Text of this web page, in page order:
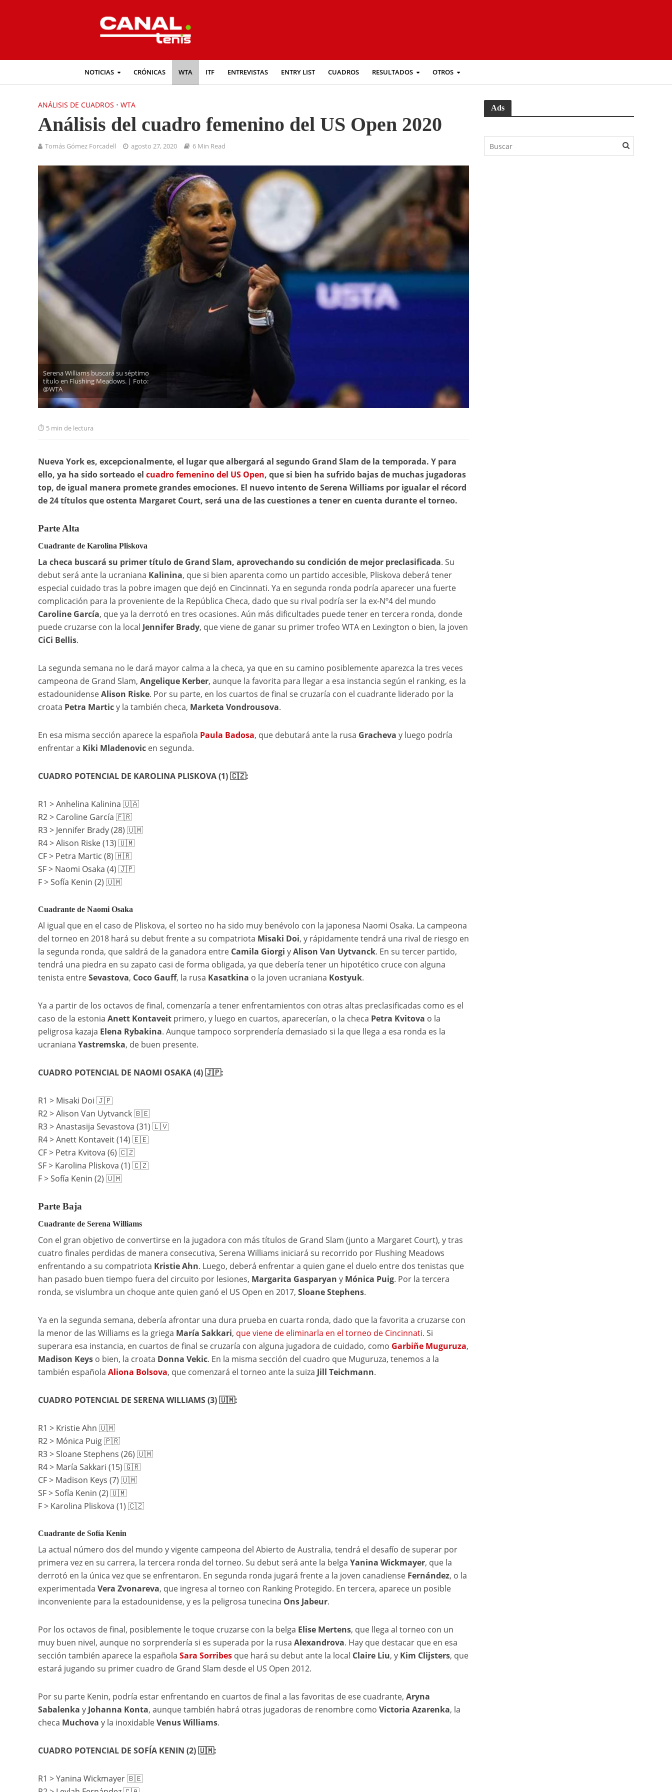
NOTICIAS CRÓNICAS WTA ITF ENTREVISTAS ENTRY LIST CUADROS RESULTADOS OTROS
ANÁLISIS DE CUADROS • WTA
Análisis del cuadro femenino del US Open 2020
Tomás Gómez Forcadell agosto 27, 2020 6 Min Read
Serena Williams buscará su séptimo
título en Flushing Meadows. | Foto:
@WTA
5 min de lectura
Nueva York es, excepcionalmente, el lugar que albergará al segundo Grand Slam de la temporada. Y para
ello, ya ha sido sorteado el cuadro femenino del US Open, que si bien ha sufrido bajas de muchas jugadoras
top, de igual manera promete grandes emociones. El nuevo intento de Serena Williams por igualar el récord
de 24 títulos que ostenta Margaret Court, será una de las cuestiones a tener en cuenta durante el torneo.
Parte Alta
Cuadrante de Karolina Pliskova
La checa buscará su primer título de Grand Slam, aprovechando su condición de mejor preclasificada. Su
debut será ante la ucraniana Kalinina, que si bien aparenta como un partido accesible, Pliskova deberá tener
especial cuidado tras la pobre imagen que dejó en Cincinnati. Ya en segunda ronda podría aparecer una fuerte
complicación para la proveniente de la República Checa, dado que su rival podría ser la ex-Nº4 del mundo
Caroline García, que ya la derrotó en tres ocasiones. Aún más dificultades puede tener en tercera ronda, donde
puede cruzarse con la local Jennifer Brady, que viene de ganar su primer trofeo WTA en Lexington o bien, la joven
CiCi Bellis.
La segunda semana no le dará mayor calma a la checa, ya que en su camino posiblemente aparezca la tres veces
campeona de Grand Slam, Angelique Kerber, aunque la favorita para llegar a esa instancia según el ranking, es la
estadounidenseAlison Riske. Por su parte, en los cuartos de final se cruzaría con el cuadrante liderado por la
croata Petra Marticy la también checa, Marketa Vondrousova.
En esa misma sección aparece la española Paula Badosa, que debutará ante la rusa Gracheva y luego podría
enfrentar a Kiki Mladenovicen segunda.
CUADRO POTENCIAL DE KAROLINA PLISKOVA (1) 🇨🇿:
R1 > Anhelina Kalinina 🇺🇦
R2 > Caroline García 🇫🇷
R3 > Jennifer Brady (28) 🇺🇲
R4 > Alison Riske (13) 🇺🇲
CF > Petra Martic (8) 🇭🇷
SF > Naomi Osaka (4) 🇯🇵
F > Sofía Kenin (2) 🇺🇲
Cuadrante de Naomi Osaka
Al igual que en el caso de Pliskova, el sorteo no ha sido muy benévolo con la japonesa Naomi Osaka. La campeona
del torneo en 2018 hará su debut frente a su compatriota Misaki Doi, y rápidamente tendrá una rival de riesgo en
la segunda ronda, que saldrá de la ganadora entre Camila Giorgi yAlison Van Uytvanck. En su tercer partido,
tendrá una piedra en su zapato casi de forma obligada, ya que debería tener un hipotético cruce con alguna
tenista entreSevastova, Coco Gauff, la rusa Kasatkina o la joven ucraniana Kostyuk.
Ya a partir de los octavos de final, comenzaría a tener enfrentamientos con otras altas preclasificadas como es el
caso de la estonia Anett Kontaveitprimero, y luego en cuartos, aparecerían, o la checa Petra Kvitova o la
peligrosa kazaja Elena Rybakina. Aunque tampoco sorprendería demasiado si la que llega a esa ronda es la
ucraniana Yastremska, de buen presente.
CUADRO POTENCIAL DE NAOMI OSAKA (4) 🇯🇵:
R1 > Misaki Doi 🇯🇵
R2 > Alison Van Uytvanck 🇧🇪
R3 > Anastasija Sevastova (31) 🇱🇻
R4 > Anett Kontaveit (14) 🇪🇪
CF > Petra Kvitova (6) 🇨🇿
SF > Karolina Pliskova (1) 🇨🇿
F > Sofía Kenin (2) 🇺🇲
Parte Baja
Cuadrante de Serena Williams
Con el gran objetivo de convertirse en la jugadora con más títulos de Grand Slam (junto a Margaret Court), y tras
cuatro finales perdidas de manera consecutiva, Serena Williams iniciará su recorrido por Flushing Meadows
enfrentando a su compatriota Kristie Ahn. Luego, deberá enfrentar a quien gane el duelo entre dos tenistas que
han pasado buen tiempo fuera del circuito por lesiones, Margarita Gasparyan y Mónica Puig. Por la tercera
ronda, se vislumbra un choque ante quien ganó el US Open en 2017, Sloane Stephens.
Ya en la segunda semana, debería afrontar una dura prueba en cuarta ronda, dado que la favorita a cruzarse con
la menor de las Williams es la griega María Sakkari, que viene de eliminarla en el torneo de Cincinnati. Si
superara esa instancia, en cuartos de final se cruzaría con alguna jugadora de cuidado, como Garbiñe Muguruza,
Madison Keyso bien, la croata Donna Vekic. En la misma sección del cuadro que Muguruza, tenemos a la
también española Aliona Bolsova, que comenzará el torneo ante la suiza Jill Teichmann.
CUADRO POTENCIAL DE SERENA WILLIAMS (3) 🇺🇲:
R1 > Kristie Ahn 🇺🇲
R2 > Mónica Puig 🇵🇷
R3 > Sloane Stephens (26) 🇺🇲
R4 > María Sakkari (15) 🇬🇷
CF > Madison Keys (7) 🇺🇲
SF > Sofía Kenin (2) 🇺🇲
F > Karolina Pliskova (1) 🇨🇿
Cuadrante de Sofía Kenin
La actual número dos del mundo y vigente campeona del Abierto de Australia, tendrá el desafío de superar por
primera vez en su carrera, la tercera ronda del torneo. Su debut será ante la belga Yanina Wickmayer, que la
derrotó en la única vez que se enfrentaron. En segunda ronda jugará frente a la joven canadiense Fernández, o la
experimentada Vera Zvonareva, que ingresa al torneo con Ranking Protegido. En tercera, aparece un posible
inconveniente para la estadounidense, y es la peligrosa tunecina Ons Jabeur.
Por los octavos de final, posiblemente le toque cruzarse con la belga Elise Mertens, que llega al torneo con un
muy buen nivel, aunque no sorprendería si es superada por la rusa Alexandrova. Hay que destacar que en esa
sección también aparece la española Sara Sorribesque hará su debut ante la local Claire Liu, y Kim Clijsters, que
estará jugando su primer cuadro de Grand Slam desde el US Open 2012.
Por su parte Kenin, podría estar enfrentando en cuartos de final a las favoritas de ese cuadrante, Aryna
Sabalenka y Johanna Konta, aunque también habrá otras jugadoras de renombre como Victoria Azarenka, la
checa Muchova y la inoxidableVenus Williams.
CUADRO POTENCIAL DE SOFÍA KENIN (2) 🇺🇲:
R1 > Yanina Wickmayer 🇧🇪
Ads